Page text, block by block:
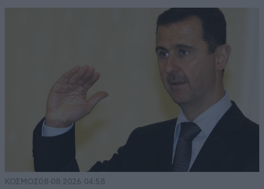
αλλά τους βρίζετε μπάτσους όταν νιώθετε
αχ φλουφλiτσα 03·10·2016 22:30
2222 φορες χάχας; δηλαδή αμα σε πω 10000000+
χαχα θα παρεξηγηθείς; [...],στο ρυθμό ριχνει τη
φάπα του μιχάλη του @@@@@@@@@
Απαντήστε
ΚΟΣΜΟΣ08·08·2026 04:58